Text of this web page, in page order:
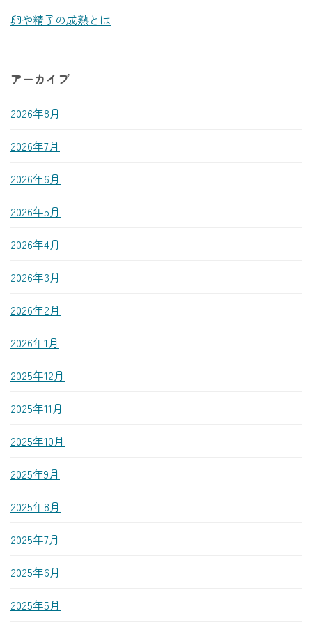
卵や精子の成熟とは
アーカイブ
2026年8月
2026年7月
2026年6月
2026年5月
2026年4月
2026年3月
2026年2月
2026年1月
2025年12月
2025年11月
2025年10月
2025年9月
2025年8月
2025年7月
2025年6月
2025年5月